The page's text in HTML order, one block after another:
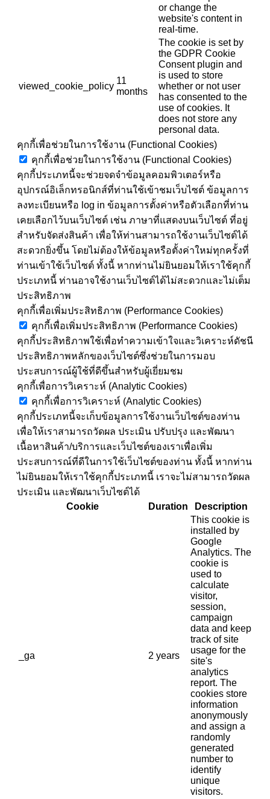
or change the
website's content in
real-time.
viewed_cookie_policy
11
months
The cookie is set by
the GDPR Cookie
Consent plugin and
is used to store
whether or not user
has consented to the
use of cookies. It
does not store any
personal data.
คุกกี้เพื่อช่วยในการใช้งาน (Functional Cookies)
คุกกี้เพื่อช่วยในการใช้งาน (Functional Cookies)
คุกกี้ประเภทนี้จะช่วยจดจำข้อมูลคอมพิวเตอร์หรือ
อุปกรณ์อิเล็กทรอนิกส์ที่ท่านใช้เข้าชมเว็บไซต์ ข้อมูลการ
ลงทะเบียนหรือ log in ข้อมูลการตั้งค่าหรือตัวเลือกที่ท่าน
เคยเลือกไว้บนเว็บไซต์ เช่น ภาษาที่แสดงบนเว็บไซต์ ที่อยู่
สำหรับจัดส่งสินค้า เพื่อให้ท่านสามารถใช้งานเว็บไซต์ได้
สะดวกยิ่งขึ้น โดยไม่ต้องให้ข้อมูลหรือตั้งค่าใหม่ทุกครั้งที่
ท่านเข้าใช้เว็บไซต์ ทั้งนี้ หากท่านไม่ยินยอมให้เราใช้คุกกี้
ประเภทนี้ ท่านอาจใช้งานเว็บไซต์ได้ไม่สะดวกและไม่เต็ม
ประสิทธิภาพ
คุกกี้เพื่อเพิ่มประสิทธิภาพ (Performance Cookies)
คุกกี้เพื่อเพิ่มประสิทธิภาพ (Performance Cookies)
คุกกี้ประสิทธิภาพใช้เพื่อทำความเข้าใจและวิเคราะห์ดัชนี
ประสิทธิภาพหลักของเว็บไซต์ซึ่งช่วยในการมอบ
ประสบการณ์ผู้ใช้ที่ดีขึ้นสำหรับผู้เยี่ยมชม
คุกกี้เพื่อการวิเคราะห์ (Analytic Cookies)
คุกกี้เพื่อการวิเคราะห์ (Analytic Cookies)
คุกกี้ประเภทนี้จะเก็บข้อมูลการใช้งานเว็บไซต์ของท่าน
เพื่อให้เราสามารถวัดผล ประเมิน ปรับปรุง และพัฒนา
เนื้อหาสินค้า/บริการและเว็บไซต์ของเราเพื่อเพิ่ม
ประสบการณ์ที่ดีในการใช้เว็บไซต์ของท่าน ทั้งนี้ หากท่าน
ไม่ยินยอมให้เราใช้คุกกี้ประเภทนี้ เราจะไม่สามารถวัดผล
ประเมิน และพัฒนาเว็บไซต์ได้
Cookie
Duration Description
_ga 2 years
This cookie is
installed by
Google
Analytics. The
cookie is
used to
calculate
visitor,
session,
campaign
data and keep
track of site
usage for the
site's
analytics
report. The
cookies store
information
anonymously
and assign a
randomly
generated
number to
identify
unique
visitors.